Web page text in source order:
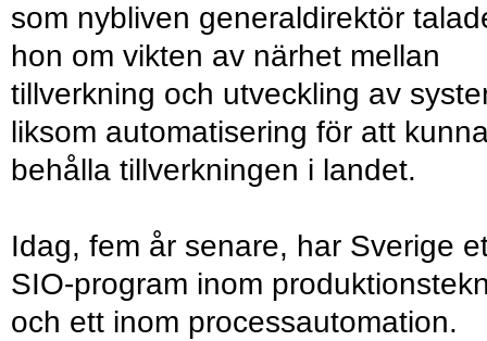
som nybliven generaldirektör
hon om vikten av närhet mellan
tillverkning och utveckling av
liksom automatisering för att
behålla tillverkningen i landet.
Idag, fem år senare, har Sverige
SIO-program inom
och ett inom processautomation.